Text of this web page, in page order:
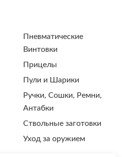
Пневматические
Винтовки
Прицелы
Пули и Шарики
Ручки, Сошки, Ремни,
Антабки
Ствольные заготовки
Уход за оружием